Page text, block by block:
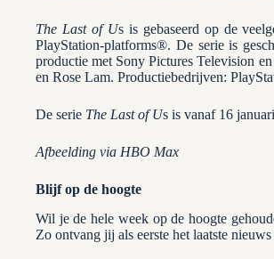
The Last of Us is gebaseerd op de
PlayStation-platforms®. De serie is
productie met Sony Pictures Television
en Rose Lam. Productiebedrijven:
De serie The Last of Us is vanaf 16
Afbeelding via HBO Max
Blijf op de hoogte
Wil je de hele week op de hoogte
Zo ontvang jij als eerste het laatste